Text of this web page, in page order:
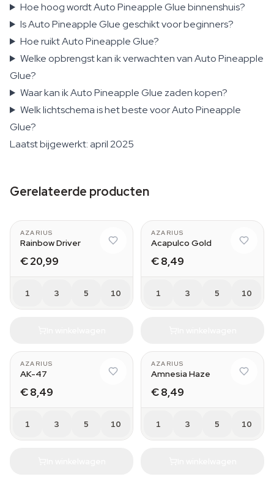
Hoe hoog wordt Auto Pineapple Glue binnenshuis?
Is Auto Pineapple Glue geschikt voor beginners?
Hoe ruikt Auto Pineapple Glue?
Welke opbrengst kan ik verwachten van Auto Pineapple
Glue?
Waar kan ik Auto Pineapple Glue zaden kopen?
Welk lichtschema is het beste voor Auto Pineapple
Glue?
Laatst bijgewerkt: april 2025
Gerelateerde producten
AZARIUS
Rainbow Driver
€ 20,99
1 3 5 10
AZARIUS
Acapulco Gold
€ 8,49
1 3 5 10
AZARIUS
AK-47
€ 8,49
1 3 5 10
AZARIUS
Amnesia Haze
€ 8,49
1 3 5 10